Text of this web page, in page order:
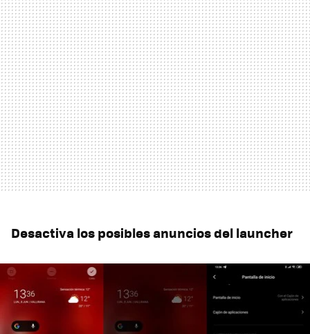
Desactiva los posibles anuncios del launcher